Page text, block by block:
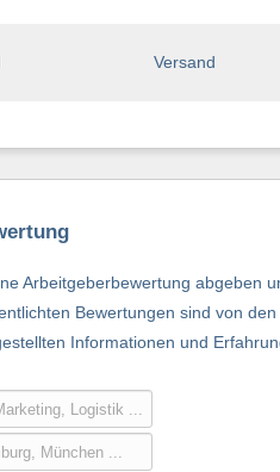
Versand
Arbeitgeberbewertung abgeben
Bewertungen sind von
Informationen und